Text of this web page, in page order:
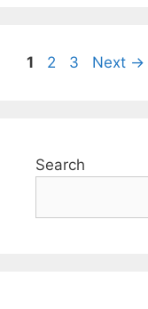
Page
1 Page
2 Page
3 Next →
Search